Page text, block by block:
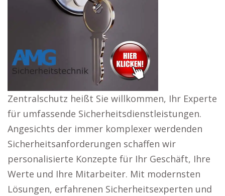
Zentralschutz heißt Sie willkommen, Ihr Experte
für umfassende Sicherheitsdienstleistungen.
Angesichts der immer komplexer werdenden
Sicherheitsanforderungen schaffen wir
personalisierte Konzepte für Ihr Geschäft, Ihre
Werte und Ihre Mitarbeiter. Mit modernsten
Lösungen, erfahrenen Sicherheitsexperten und